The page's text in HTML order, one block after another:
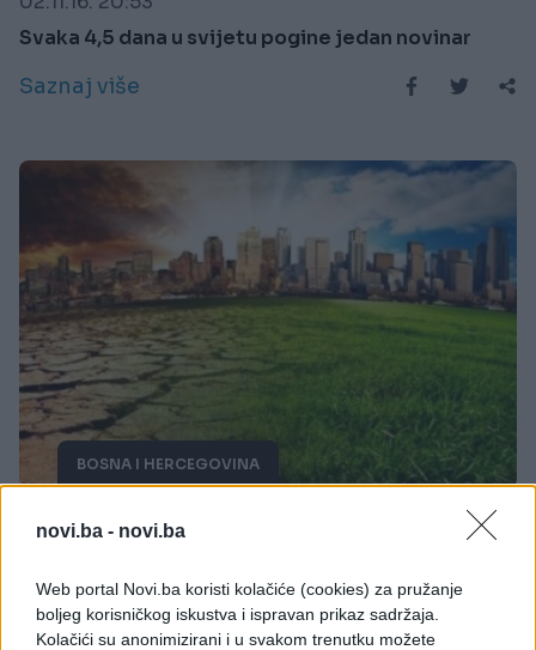
novi.ba - novi.ba
Web portal Novi.ba koristi kolačiće (cookies) za pružanje
boljeg korisničkog iskustva i ispravan prikaz sadržaja.
Kolačići su anonimizirani i u svakom trenutku možete
Svaka 4,5 dana u svijetu pogine jedan novinar
Saznaj više
BOSNA I HERCEGOVINA
26.10.16. 09:16
2016.
Saznaj više